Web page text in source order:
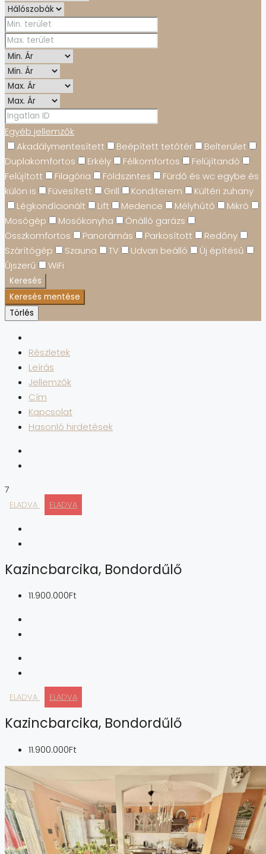
Egyéb jellemzők
Akadálymentesített
Beépített tetőtér
Belterület
Duplakomfortos
Erkély Félkomfortos
Felújítandó
Felújított
Filagória Földszintes
Fürdő és wc egybe és
külön is
Füvesített Grill Konditerem
Kültéri zuhany
Légkondícionált
Lift Medence Mélyhűtő
Mikró
Mosógép
Mosókonyha
Önálló garázs
Összkomfortos
Panorámás Parkosított
Redőny
Szárítógép
Szauna TV Udvari beálló
Új építésű
Újszerű
WiFi
Keresés
Keresés mentése
Törlés
Részletek
Leírás
Jellemzők
Cím
Kapcsolat
Hasonló hirdetések
7
ELADVA ELADVA
Kazincbarcika, Bondordűlő
11.900.000Ft
ELADVA ELADVA
Kazincbarcika, Bondordűlő
11.900.000Ft